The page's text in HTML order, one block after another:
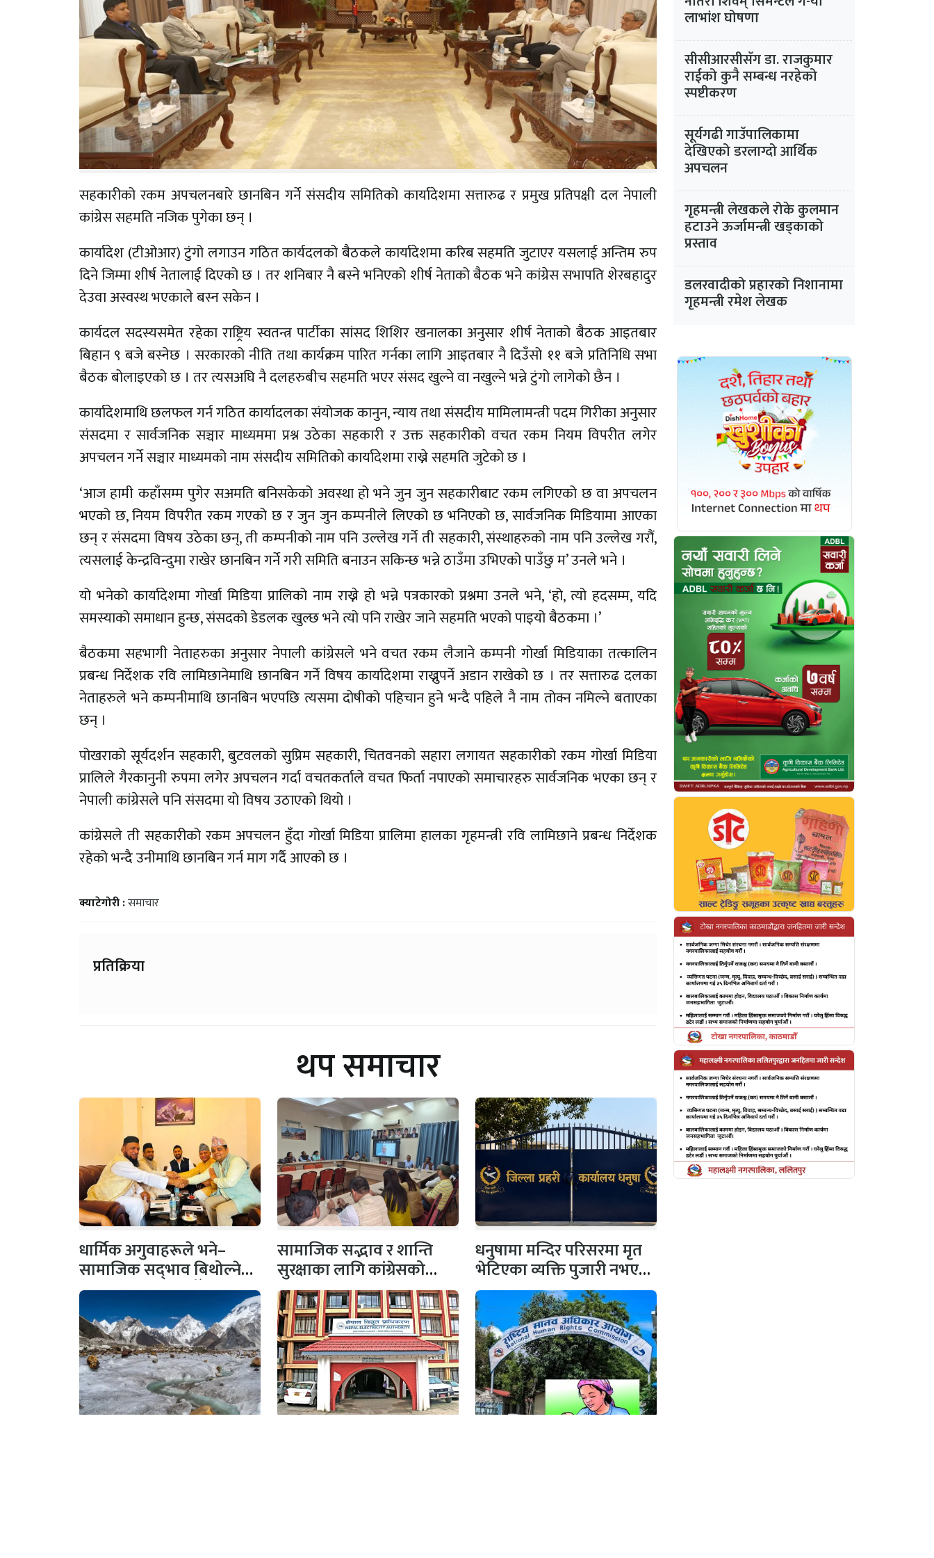
सहकारीको रकम अपचलनबारे छानबिन गर्ने संसदीय समितिको कार्यादेशमा सत्तारुढ र प्रमुख प्रतिपक्षी दल नेपाली
कांग्रेस सहमति नजिक पुगेका छन् ।
कार्यादेश (टीओआर) टुंगो लगाउन गठित कार्यदलको बैठकले कार्यादेशमा करिब सहमति जुटाएर यसलाई अन्तिम रुप
दिने जिम्मा शीर्ष नेतालाई दिएको छ । तर शनिबार नै बस्ने भनिएको शीर्ष नेताको बैठक भने कांग्रेस सभापति शेरबहादुर
देउवा अस्वस्थ भएकाले बस्न सकेन ।
कार्यदल सदस्यसमेत रहेका राष्ट्रिय स्वतन्त्र पार्टीका सांसद शिशिर खनालका अनुसार शीर्ष नेताको बैठक आइतबार
बिहान ९ बजे बस्नेछ । सरकारको नीति तथा कार्यक्रम पारित गर्नका लागि आइतबार नै दिउँसो ११ बजे प्रतिनिधि सभा
बैठक बोलाइएको छ । तर त्यसअघि नै दलहरुबीच सहमति भएर संसद खुल्ने वा नखुल्ने भन्ने टुंगो लागेको छैन ।
कार्यादेशमाथि छलफल गर्न गठित कार्यादलका संयोजक कानुन, न्याय तथा संसदीय मामिलामन्त्री पदम गिरीका अनुसार
संसदमा र सार्वजनिक सञ्चार माध्यममा प्रश्न उठेका सहकारी र उक्त सहकारीको वचत रकम नियम विपरीत लगेर
अपचलन गर्ने सञ्चार माध्यमको नाम संसदीय समितिको कार्यादेशमा राख्ने सहमति जुटेको छ ।
‘आज हामी कहाँसम्म पुगेर सअमति बनिसकेको अवस्था हो भने जुन जुन सहकारीबाट रकम लगिएको छ वा अपचलन
भएको छ, नियम विपरीत रकम गएको छ र जुन जुन कम्पनीले लिएको छ भनिएको छ, सार्वजनिक मिडियामा आएका
छन् र संसदमा विषय उठेका छन्, ती कम्पनीको नाम पनि उल्लेख गर्ने ती सहकारी, संस्थाहरुको नाम पनि उल्लेख गरौं,
त्यसलाई केन्द्रविन्दुमा राखेर छानबिन गर्ने गरी समिति बनाउन सकिन्छ भन्ने ठाउँमा उभिएको पाउँछु म’ उनले भने ।
यो भनेको कार्यादेशमा गोर्खा मिडिया प्रालिको नाम राख्ने हो भन्ने पत्रकारको प्रश्नमा उनले भने, ‘हो, त्यो हदसम्म, यदि
समस्याको समाधान हुन्छ, संसदको डेडलक खुल्छ भने त्यो पनि राखेर जाने सहमति भएको पाइयो बैठकमा ।’
बैठकमा सहभागी नेताहरुका अनुसार नेपाली कांग्रेसले भने वचत रकम लैजाने कम्पनी गोर्खा मिडियाका तत्कालिन
प्रबन्ध निर्देशक रवि लामिछानेमाथि छानबिन गर्ने विषय कार्यादेशमा राख्नुपर्ने अडान राखेको छ । तर सत्तारुढ दलका
नेताहरुले भने कम्पनीमाथि छानबिन भएपछि त्यसमा दोषीको पहिचान हुने भन्दै पहिले नै नाम तोक्न नमिल्ने बताएका
छन् ।
पोखराको सूर्यदर्शन सहकारी, बुटवलको सुप्रिम सहकारी, चितवनको सहारा लगायत सहकारीको रकम गोर्खा मिडिया
प्रालिले गैरकानुनी रुपमा लगेर अपचलन गर्दा वचतकर्ताले वचत फिर्ता नपाएको समाचारहरु सार्वजनिक भएका छन् र
नेपाली कांग्रेसले पनि संसदमा यो विषय उठाएको थियो ।
कांग्रेसले ती सहकारीको रकम अपचलन हुँदा गोर्खा मिडिया प्रालिमा हालका गृहमन्त्री रवि लामिछाने प्रबन्ध निर्देशक
रहेको भन्दै उनीमाथि छानबिन गर्न माग गर्दै आएको छ ।
क्याटेगोरी :समाचार
प्रतिक्रिया
थप समाचार
धार्मिक अगुवाहरूले भने–
सामाजिक सद्‌भाव बिथोल्ने
कार्यमा संलग्न नहोऔँ
सामाजिक सद्भाव र शान्ति
सुरक्षाका लागि कांग्रेसको
पहल, सभापति गगन…
धनुषामा मन्दिर परिसरमा मृत
भेटिएका व्यक्ति पुजारी नभएको
प्रहरीको स्पष्टिकरण
लाभांश घोषणा
सीसीआरसीसँग डा. राजकुमार
राईको कुनै सम्बन्ध नरहेको
स्पष्टीकरण
सूर्यगढी गाउँपालिकामा
देखिएको डरलाग्दो आर्थिक
अपचलन
गृहमन्त्री लेखकले रोके कुलमान
हटाउने ऊर्जामन्त्री खड्काको
प्रस्ताव
डलरवादीको प्रहारको निशानामा
गृहमन्त्री रमेश लेखक